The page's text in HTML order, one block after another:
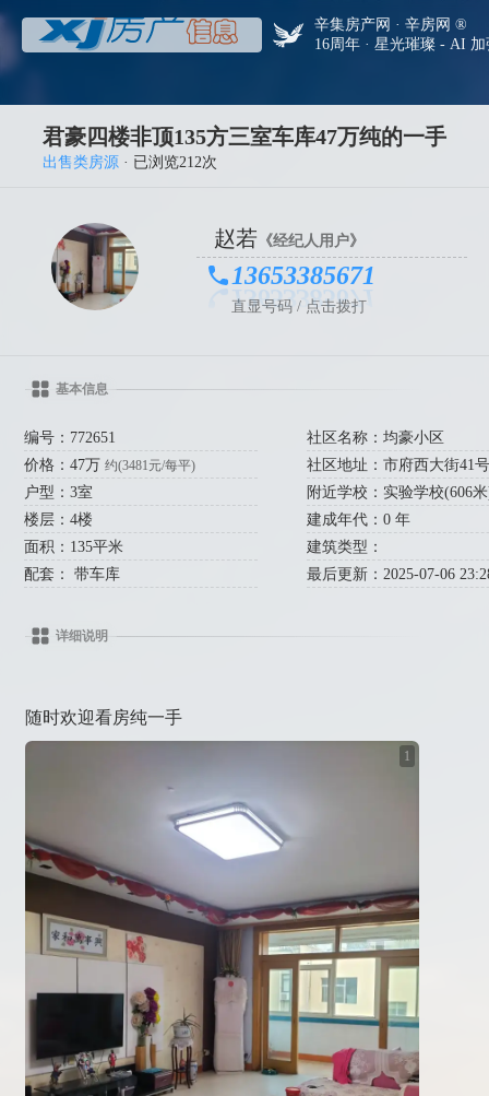
辛集房产网 · 辛房网 ®
16周年 · 星光璀璨 - AI
君豪四楼非顶135方三室车库47万纯的一手
出售类房源 · 已浏览212次
赵若 《经纪人用户》
13653385671
直显号码 / 点击拨打
基本信息
编号：772651
价格：47万约(3481元/每平)
户型：3室
楼层：4楼
面积：135平米
配套： 带车库
社区名称：均豪小区
社区地址：市府西大街41
附近学校：实验学校(606
建成年代：0 年
建筑类型：
最后更新：2025-07-06
详细说明
随时欢迎看房纯一手
1